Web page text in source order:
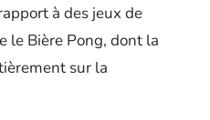
à des jeux de
le Bière Pong, dont la
sur la